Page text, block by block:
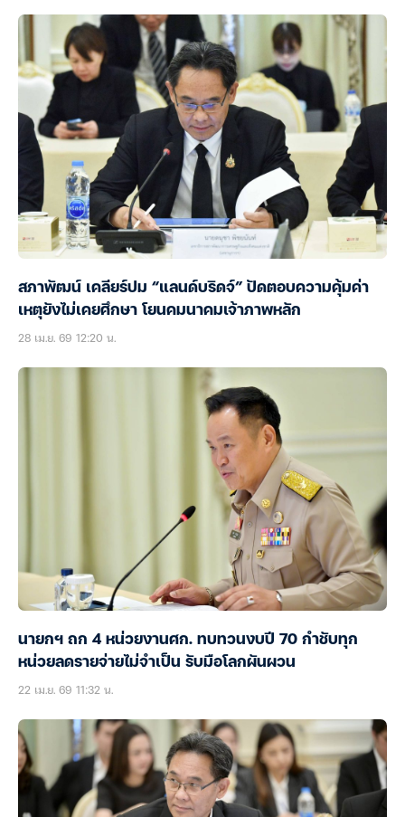
สภาพัฒน์ เคลียร์ปม “แลนด์บริดจ์” ปัดตอบความคุ้มค่า
เหตุยังไม่เคยศึกษา โยนคมนาคมเจ้าภาพหลัก
28 เม.ย. 69 12:20 น.
นายกฯ ถก 4 หน่วยงานศก. ทบทวนงบปี 70 กำชับทุก
หน่วยลดรายจ่ายไม่จำเป็น รับมือโลกผันผวน
22 เม.ย. 69 11:32 น.